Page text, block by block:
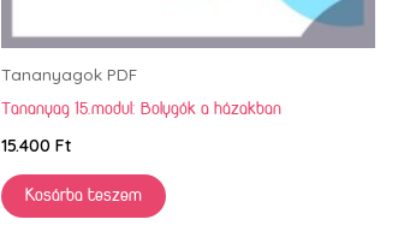
Tananyagok PDF
Tananyag 15.modul: Bolygók a házakban
15.400 Ft
Kosárba teszem